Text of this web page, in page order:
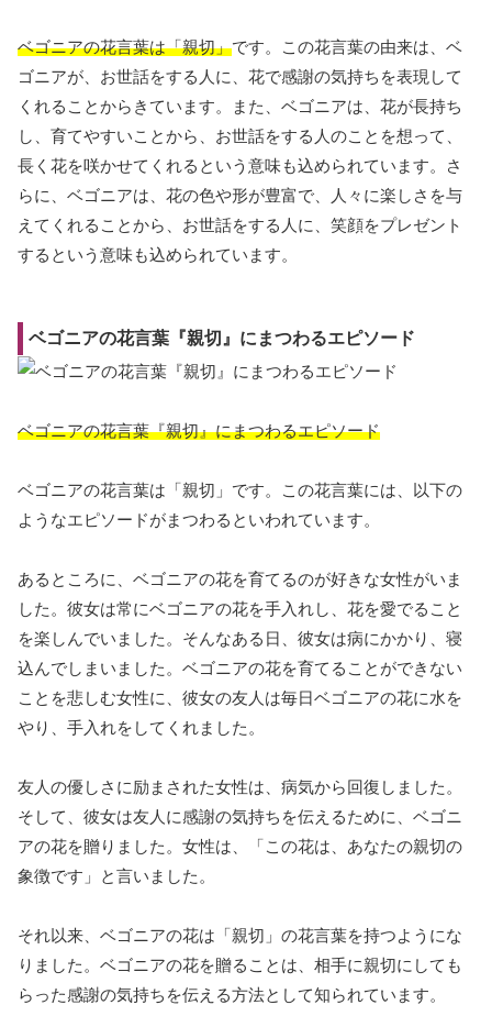
ベゴニアの花言葉は「親切」です。この花言葉の由来は、ベ
ゴニアが、お世話をする人に、花で感謝の気持ちを表現して
くれることからきています。また、ベゴニアは、花が長持ち
し、育てやすいことから、お世話をする人のことを想って、
長く花を咲かせてくれるという意味も込められています。さ
らに、ベゴニアは、花の色や形が豊富で、人々に楽しさを与
えてくれることから、お世話をする人に、笑顔をプレゼント
するという意味も込められています。
ベゴニアの花言葉『親切』にまつわるエピソード
ベゴニアの花言葉『親切』にまつわるエピソード
ベゴニアの花言葉は「親切」です。この花言葉には、以下の
ようなエピソードがまつわるといわれています。
あるところに、ベゴニアの花を育てるのが好きな女性がいま
した。彼女は常にベゴニアの花を手入れし、花を愛でること
を楽しんでいました。そんなある日、彼女は病にかかり、寝
込んでしまいました。ベゴニアの花を育てることができない
ことを悲しむ女性に、彼女の友人は毎日ベゴニアの花に水を
やり、手入れをしてくれました。
友人の優しさに励まされた女性は、病気から回復しました。
そして、彼女は友人に感謝の気持ちを伝えるために、ベゴニ
アの花を贈りました。女性は、「この花は、あなたの親切の
象徴です」と言いました。
それ以来、ベゴニアの花は「親切」の花言葉を持つようにな
りました。ベゴニアの花を贈ることは、相手に親切にしても
らった感謝の気持ちを伝える方法として知られています。